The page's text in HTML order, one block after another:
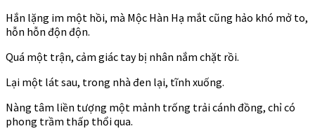
Hắn lặng im một hồi, mà Mộc Hàn Hạ mắt cũng hảo khó mở to,
hỗn hỗn độn độn.
Quá một trận, cảm giác tay bị nhân nắm chặt rồi.
Lại một lát sau, trong nhà đen lại, tĩnh xuống.
Nàng tâm liền tượng một mảnh trống trải cánh đồng, chỉ có
phong trầm thấp thổi qua.